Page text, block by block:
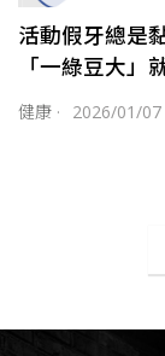
活動假牙總是
「一綠豆大」
健康 · 2026/01/07